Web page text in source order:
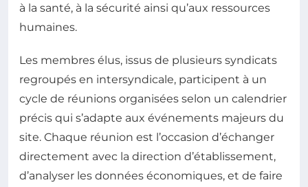
à la santé, à la sécurité ainsi qu’aux ressources
humaines.
Les membres élus, issus de plusieurs syndicats
regroupés en intersyndicale, participent à un
cycle de réunions organisées selon un calendrier
précis qui s’adapte aux événements majeurs du
site. Chaque réunion est l’occasion d’échanger
directement avec la direction d’établissement,
d’analyser les données économiques, et de faire